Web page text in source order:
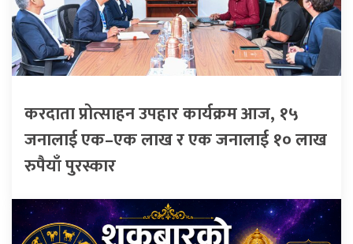
करदाता प्रोत्साहन उपहार कार्यक्रम आज, १५
जनालाई एक–एक लाख र एक जनालाई १० लाख
रुपैयाँ पुरस्कार